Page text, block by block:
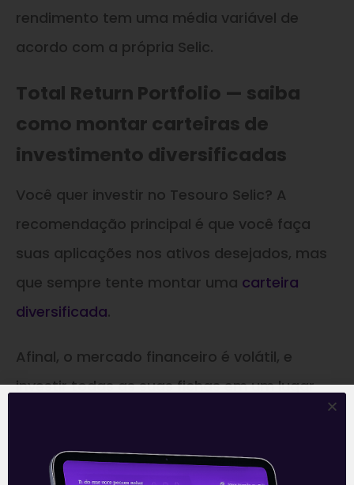
rendimento tem uma média variável de
acordo com a própria Selic.
Total Return Portfolio — saiba
como montar carteiras de
investimento diversificadas
Você quer investir no Tesouro Selic? A
recomendação principal é que você faça
suas aplicações nos ativos desejados, mas
que sempre tente montar uma carteira
diversificada.
Afinal, o mercado financeiro é volátil, e
investir todas as suas fichas em um lugar
só, mesmo em investimentos mais estáveis,
estratégias.